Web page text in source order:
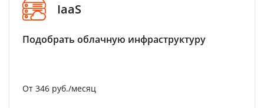
IaaS
Подобрать облачную инфраструктуру
От 346 руб./месяц